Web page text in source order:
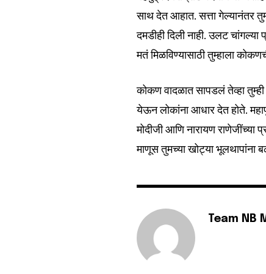
साथ देत आहात. सत्ता गेल्यानंतर
दमडीही दिली नाही. उलट
मतं मिळविण्यासाठी तुम्हाला
कोकण वादळात सापडलं तेव्हा
येऊन लोकांना आधार देत होते.
मोदीजी आणि नारायण राणेजींच्या
माणूस तुमच्या खोट्या भूलथापांना
Team NB